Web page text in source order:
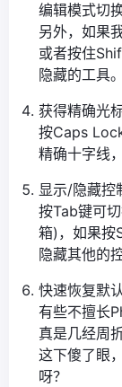
编辑模式切
另外，如果
或者按住
隐藏的工具。
获得精确光
按Caps
精确十字线
显示/隐藏控
按Tab键可
箱)，如果按
隐藏其他的
快速恢复默
有些不擅长
真是几经周
这下傻了眼
呀？